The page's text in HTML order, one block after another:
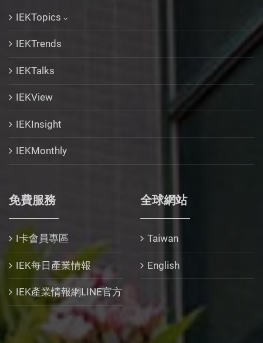
IEKTopics
IEKTrends
IEKTalks
IEKView
IEKInsight
IEKMonthly
免費服務
I卡會員專區
IEK每日產業情報
IEK產業情報網LINE官方
全球網站
Taiwan
English